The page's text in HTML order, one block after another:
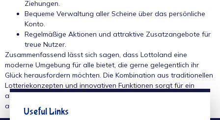
Ziehungen.
Bequeme Verwaltung aller Scheine über das persönliche
Konto.
Regelmäßige Aktionen und attraktive Zusatzangebote für
treue Nutzer.
Zusammenfassend lässt sich sagen, dass Lottoland eine
moderne Umgebung für alle bietet, die gerne gelegentlich ihr
Glück herausfordern möchten. Die Kombination aus traditionellen
Lotteriekonzepten und innovativen Funktionen sorgt für ein
abwechslungsreiches Erlebnis, das sich bequem von zu Hause
aus steuern lässt.
Useful Links